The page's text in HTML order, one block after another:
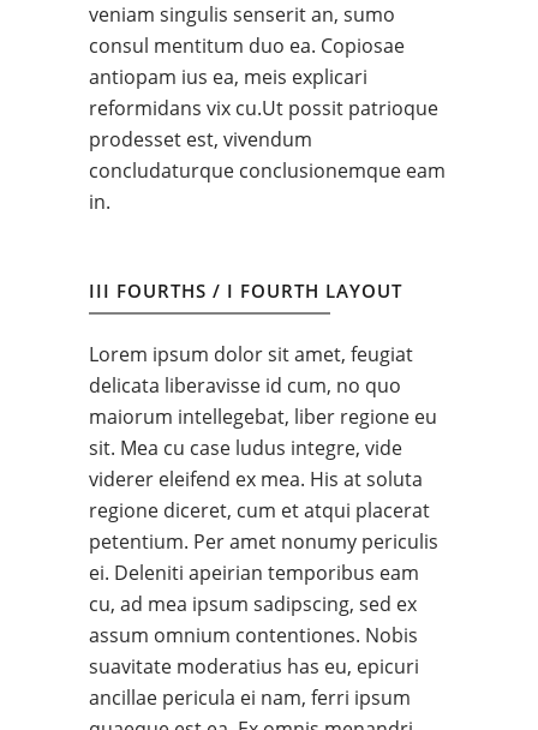
veniam singulis senserit an, sumo
consul mentitum duo ea. Copiosae
antiopam ius ea, meis explicari
reformidans vix cu.Ut possit patrioque
prodesset est, vivendum
concludaturque conclusionemque eam
in.
III FOURTHS / I FOURTH LAYOUT
Lorem ipsum dolor sit amet, feugiat
delicata liberavisse id cum, no quo
maiorum intellegebat, liber regione eu
sit. Mea cu case ludus integre, vide
viderer eleifend ex mea. His at soluta
regione diceret, cum et atqui placerat
petentium. Per amet nonumy periculis
ei. Deleniti apeirian temporibus eam
cu, ad mea ipsum sadipscing, sed ex
assum omnium contentiones. Nobis
suavitate moderatius has eu, epicuri
ancillae pericula ei nam, ferri ipsum